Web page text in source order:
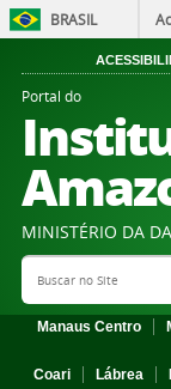
BRASIL
Portal do
MINISTÉRIO DA
Search Site
Manaus Centro
Coari
Lábrea